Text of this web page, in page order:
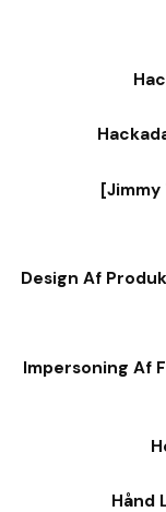
Design Af
Impersoning Af
Hånd